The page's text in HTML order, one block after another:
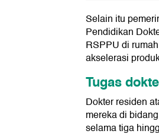
Selain itu
Pendidikan
RSPPU di
akselerasi
Tugas
Dokter residen
mereka di
selama tiga